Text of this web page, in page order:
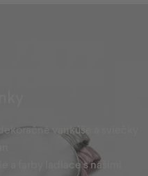
vankúše a sviečky
a farby ladiace s našimi